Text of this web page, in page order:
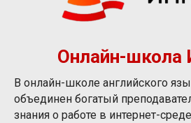
Онлайн-школа
В онлайн-школе английского
объединен богатый
знания о работе в интернет-